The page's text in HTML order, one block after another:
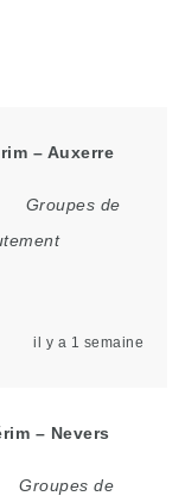
– Auxerre
Groupes de
il y a 1 semaine
– Nevers
Groupes de